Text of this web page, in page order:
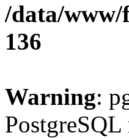
/data/www/
136
Warning: